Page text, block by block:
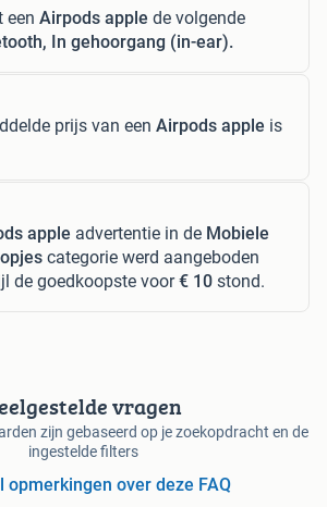
een Airpods apple de volgende
In gehoorgang (in-ear).
prijs van een Airpods apple is
apple advertentie in de Mobiele
categorie werd aangeboden
de goedkoopste voor€ 10 stond.
vragen
zijn gebaseerd op je zoekopdracht en de
ingestelde filters
opmerkingen over deze FAQ